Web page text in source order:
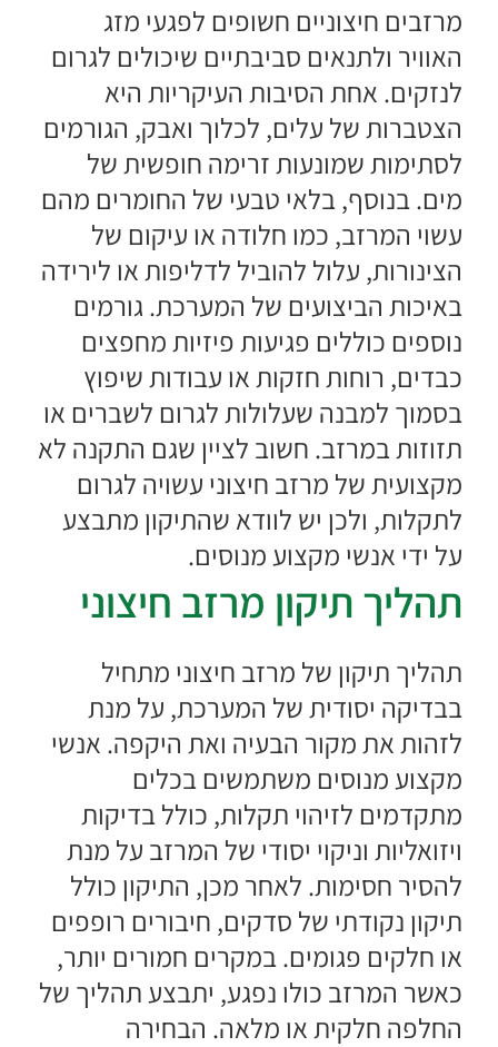
מרזבים חיצוניים חשופים לפגעי מזג
האוויר ולתנאים סביבתיים שיכולים לגרום
לנזקים. אחת הסיבות העיקריות היא
הצטברות של עלים, לכלוך ואבק, הגורמים
לסתימות שמונעות זרימה חופשית של
מים. בנוסף, בלאי טבעי של החומרים מהם
עשוי המרזב, כמו חלודה או עיקום של
הצינורות, עלול להוביל לדליפות או לירידה
באיכות הביצועים של המערכת. גורמים
נוספים כוללים פגיעות פיזיות מחפצים
כבדים, רוחות חזקות או עבודות שיפוץ
בסמוך למבנה שעלולות לגרום לשברים או
תזוזות במרזב. חשוב לציין שגם התקנה לא
מקצועית של מרזב חיצוני עשויה לגרום
לתקלות, ולכן יש לוודא שהתיקון מתבצע
על ידי אנשי מקצוע מנוסים.
תהליך תיקון מרזב חיצוני
תהליך תיקון של מרזב חיצוני מתחיל
בבדיקה יסודית של המערכת, על מנת
לזהות את מקור הבעיה ואת היקפה. אנשי
מקצוע מנוסים משתמשים בכלים
מתקדמים לזיהוי תקלות, כולל בדיקות
ויזואליות וניקוי יסודי של המרזב על מנת
להסיר חסימות. לאחר מכן, התיקון כולל
תיקון נקודתי של סדקים, חיבורים רופפים
או חלקים פגומים. במקרים חמורים יותר,
כאשר המרזב כולו נפגע, יתבצע תהליך של
החלפה חלקית או מלאה. הבחירה